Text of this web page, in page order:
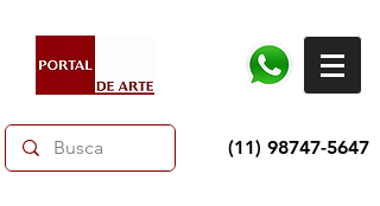
(11) 98747-5647